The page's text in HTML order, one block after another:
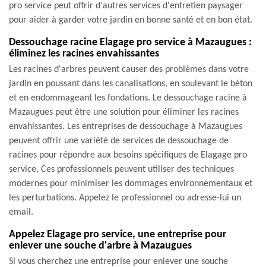
pro service peut offrir d'autres services d'entretien paysager
pour aider à garder votre jardin en bonne santé et en bon état.
Dessouchage racine Elagage pro service à Mazaugues :
éliminez les racines envahissantes
Les racines d'arbres peuvent causer des problèmes dans votre
jardin en poussant dans les canalisations, en soulevant le béton
et en endommageant les fondations. Le dessouchage racine à
Mazaugues peut être une solution pour éliminer les racines
envahissantes. Les entreprises de dessouchage à Mazaugues
peuvent offrir une variété de services de dessouchage de
racines pour répondre aux besoins spécifiques de Elagage pro
service. Ces professionnels peuvent utiliser des techniques
modernes pour minimiser les dommages environnementaux et
les perturbations. Appelez le professionnel ou adresse-lui un
email.
Appelez Elagage pro service, une entreprise pour
enlever une souche d'arbre à Mazaugues
Si vous cherchez une entreprise pour enlever une souche